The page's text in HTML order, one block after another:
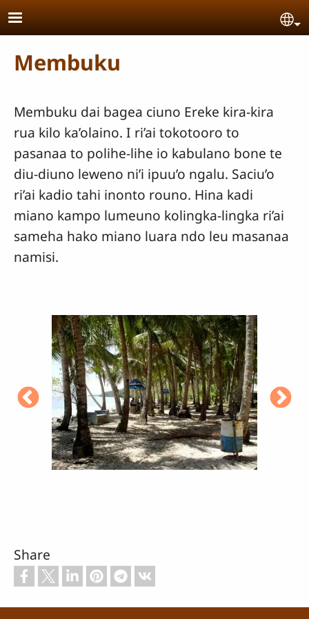
Skip to main content
Membuku
Membuku dai bagea ciuno Ereke kira-kira
rua kilo ka’olaino. I ri’ai tokotooro to
pasanaa to polihe-lihe io kabulano bone te
diu-diuno leweno ni’i ipuu’o ngalu. Saciu’o
ri’ai kadio tahi inonto rouno. Hina kadi
miano kampo lumeuno kolingka-lingka ri’ai
sameha hako miano luara ndo leu masanaa
namisi.
Share